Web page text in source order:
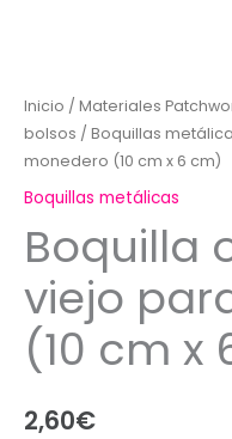
Inicio / Materiales
bolsos / Boquillas
monedero (10 cm x 6 cm)
Boquillas metálicas
Boquilla
viejo
(10 cm x
2,60€